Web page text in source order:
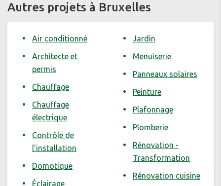
Autres projets à Bruxelles
Air conditionné
Architecte et
permis
Chauffage
Chauffage
électrique
Contrôle de
l’installation
Domotique
Éclairage
Jardin
Menuiserie
Panneaux solaires
Peinture
Plafonnage
Plomberie
Rénovation -
Transformation
Rénovation cuisine